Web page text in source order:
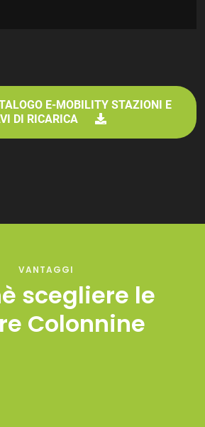
E-MOBILITY STAZIONI E
DI RICARICA
VANTAGGI
scegliere le
Colonnine